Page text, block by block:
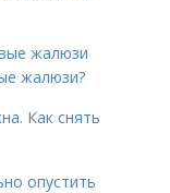
жалюзи
жалюзи?
Как снять
опустить